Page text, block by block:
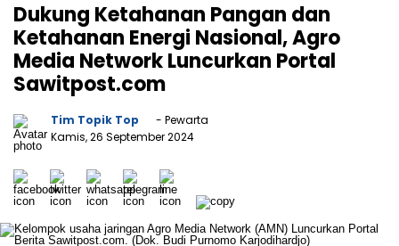
Dukung Ketahanan Pangan dan
Ketahanan Energi Nasional, Agro
Media Network Luncurkan Portal
Sawitpost.com
Tim Topik Top
- Pewarta
Kamis, 26 September 2024